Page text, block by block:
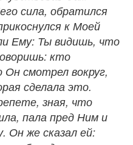
сила, обратился
к Моей
Ему: Ты видишь, что
кто
Он смотрел вокруг,
сделала это.
зная, что
пала пред Ним и
Он же сказал ей: